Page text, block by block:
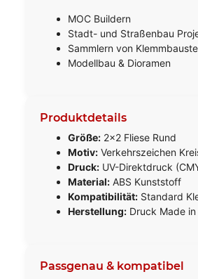
MOC Buildern
Stadt- und Straßenbau
Sammlern von
Modellbau & Dioramen
Produktdetails
Größe: 2x2 Fliese Rund
Motiv: Verkehrszeichen
Druck: UV-Direktdruck
Material: ABS Kunststoff
Kompatibilität: Standard
Herstellung: Druck Made
Passgenau & kompatibel